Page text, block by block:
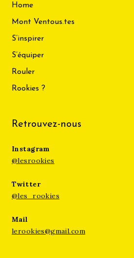
Home
Mont Ventous.tes
S’inspirer
S’équiper
Rouler
Rookies ?
Retrouvez-nous
Instagram
@lesrookies
Twitter
@les_rookies
Mail
lerookies@gmail.com